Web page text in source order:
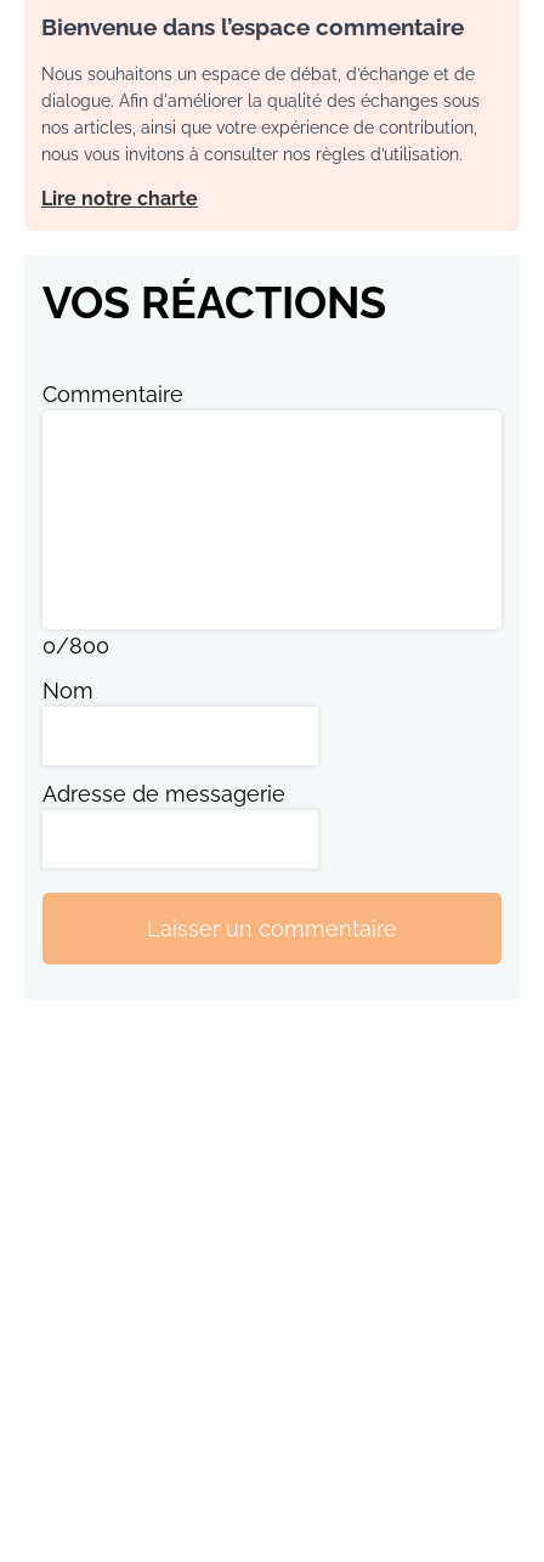
Bienvenue dans l’espace commentaire
Nous souhaitons un espace de débat, d’échange et de
dialogue. Afin d'améliorer la qualité des échanges sous
nos articles, ainsi que votre expérience de contribution,
nous vous invitons à consulter nos règles d’utilisation.
Lire notre charte
VOS RÉACTIONS
Commentaire
0/800
Nom
Adresse de messagerie
Laisser un commentaire